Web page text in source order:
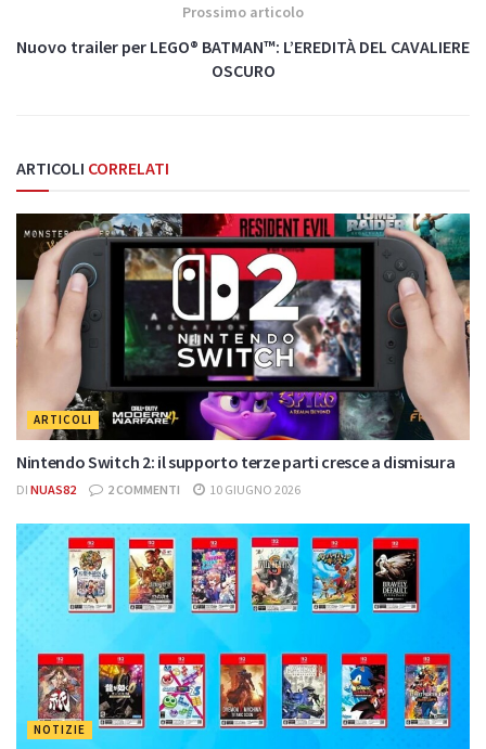
Prossimo articolo
Nuovo trailer per LEGO® BATMAN™: L’EREDITÀ DEL CAVALIERE
OSCURO
ARTICOLI CORRELATI
ARTICOLI
Nintendo Switch 2: il supporto terze parti cresce a dismisura
DI NUAS82 2 COMMENTI 10 GIUGNO 2026
NOTIZIE